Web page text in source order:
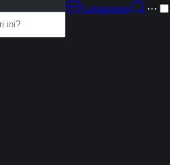
Langganan
···